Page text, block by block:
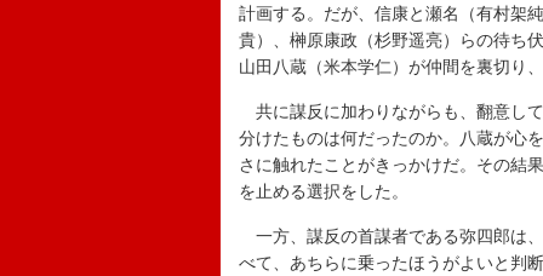
計画する。だが、信康と瀬名（有村架
貴）、榊原康政（杉野遥亮）らの待ち
山田八蔵（米本学仁）が仲間を裏切り
共に謀反に加わりながらも、翻意し
分けたものは何だったのか。八蔵が心
さに触れたことがきっかけだ。その結
を止める選択をした。
一方、謀反の首謀者である弥四郎は
べて、あちらに乗ったほうがよいと判